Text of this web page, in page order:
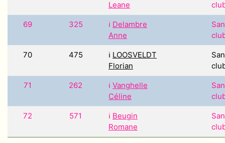
Leane
69 325 ℹ️ Delambre
Anne
70 475 ℹ️ LOOSVELDT
Florian
71 262 ℹ️ Vanghelle
Céline
72 571 ℹ️ Beugin
Romane